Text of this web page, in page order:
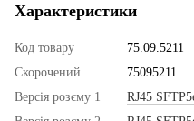
Характеристики
Код товару
75.09.5211
Скорочений
75095211
Версія розєму 1
RJ45